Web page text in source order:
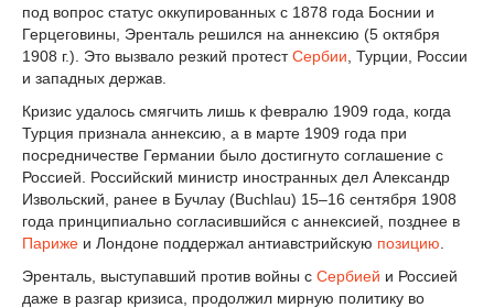
под вопрос статус оккупированных с 1878 года Боснии и
Герцеговины, Эренталь решился на аннексию (5 октября
1908 г.). Это вызвало резкий протестСербии , Турции, России
и западных держав.
Кризис удалось смягчить лишь к февралю 1909 года, когда
Турция признала аннексию, а в марте 1909 года при
посредничестве Германии было достигнуто соглашение с
Россией. Российский министр иностранных дел Александр
Извольский, ранее в Бучлау (Buchlau) 15–16 сентября 1908
года принципиально согласившийся с аннексией, позднее в
Париже и Лондоне поддержал антиавстрийскую позицию
Эренталь, выступавший против войны с Сербией и Россией
даже в разгар кризиса, продолжил мирную политику во